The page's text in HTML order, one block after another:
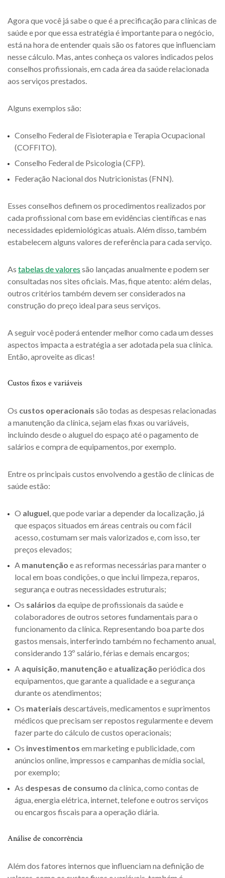
Agora que você já sabe o que é a precificação para clínicas de
saúde e por que essa estratégia é importante para o negócio,
está na hora de entender quais são os fatores que influenciam
nesse cálculo. Mas, antes conheça os valores indicados pelos
conselhos profissionais, em cada área da saúde relacionada
aos serviços prestados.
Alguns exemplos são:
Conselho Federal de Fisioterapia e Terapia Ocupacional
(COFFITO).
Conselho Federal de Psicologia (CFP).
Federação Nacional dos Nutricionistas (FNN).
Esses conselhos definem os procedimentos realizados por
cada profissional com base em evidências científicas e nas
necessidades epidemiológicas atuais. Além disso, também
estabelecem alguns valores de referência para cada serviço.
As tabelas de valores são lançadas anualmentee podem ser
consultadas nos sites oficiais. Mas, fique atento: além delas,
outros critérios também devem ser considerados na
construção do preço ideal para seus serviços.
A seguir você poderá entender melhor como cada um desses
aspectos impacta a estratégia a ser adotada pela sua clínica.
Então, aproveite as dicas!
Custos fixos e variáveis
Os custos operacionais são todas as despesas relacionadas
a manutenção da clínica, sejam elas fixas ou variáveis,
incluindo desde o aluguel do espaço até o pagamento de
salários e compra de equipamentos, por exemplo.
Entre os principais custos envolvendo a gestão de clínicas de
saúde estão:
O aluguel, que pode variar a depender da localização, já
que espaços situados em áreas centrais ou com fácil
acesso, costumam ser mais valorizados e, com isso, ter
preços elevados;
A manutenção e as reformas necessárias para manter o
local em boas condições, o que inclui limpeza, reparos,
segurança e outras necessidades estruturais;
Os salários da equipe de profissionais da saúde e
colaboradores de outros setores fundamentais para o
funcionamento da clínica. Representando boa parte dos
gastos mensais, interferindo também no fechamento anual,
considerando 13º salário, férias e demais encargos;
A aquisição, manutenção e atualização periódica dos
equipamentos, que garante a qualidade e a segurança
durante os atendimentos;
Os materiais descartáveis, medicamentos e suprimentos
médicos que precisam ser repostos regularmente e devem
fazer parte do cálculo de custos operacionais;
Os investimentos em marketing e publicidade, com
anúncios online, impressos e campanhas de mídia social,
por exemplo;
As despesas de consumo da clínica, como contas de
água, energia elétrica, internet, telefone e outros serviços
ou encargos fiscais para a operação diária.
Análise de concorrência
Além dos fatores internos que influenciam na definição de